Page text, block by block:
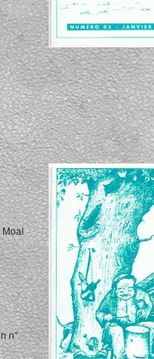
Moal
n°